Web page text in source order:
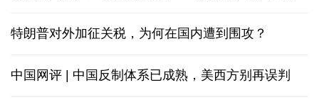
特朗普对外加征关税，为何在国内遭到围攻？
中国网评 | 中国反制体系已成熟，美西方别再误判